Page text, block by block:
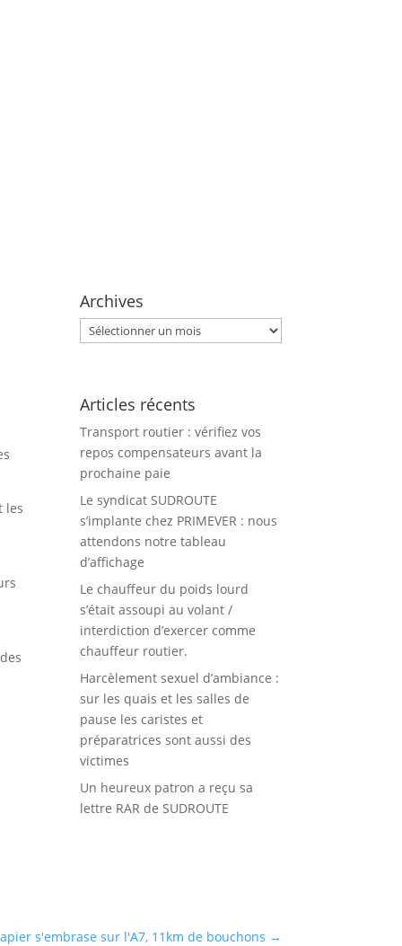
les
Archives
Archives
Articles récents
Transport routier : vérifiez vos
repos compensateurs avant la
prochaine paie
Le syndicat SUDROUTE
s’implante chez PRIMEVER : nous
attendons notre tableau
d’affichage
Le chauffeur du poids lourd
s’était assoupi au volant /
interdiction d’exercer comme
chauffeur routier.
Harcèlement sexuel d’ambiance :
sur les quais et les salles de
pause les caristes et
préparatrices sont aussi des
victimes
Un heureux patron a reçu sa
lettre RAR de SUDROUTE
s'embrase sur l'A7, 11km de bouchons →